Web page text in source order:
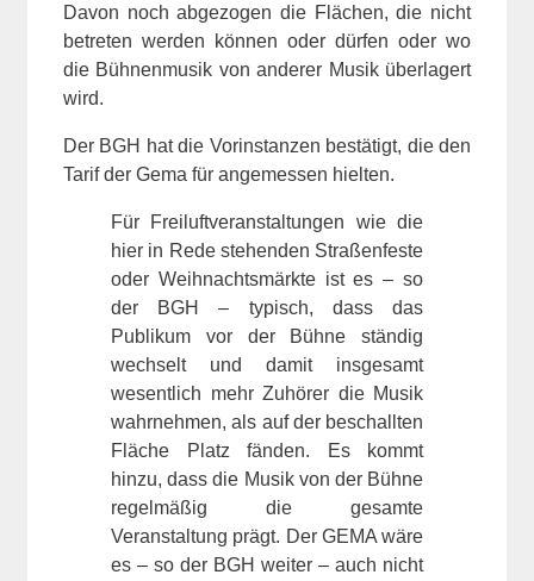
Davon noch abgezogen die Flächen, die nicht
betreten werden können oder dürfen oder wo
die Bühnenmusik von anderer Musik überlagert
wird.
Der BGH hat die Vorinstanzen bestätigt, die den
Tarif der Gema für angemessen hielten.
Für Freiluftveranstaltungen wie die
hier in Rede stehenden Straßenfeste
oder Weihnachtsmärkte ist es – so
der BGH – typisch, dass das
Publikum vor der Bühne ständig
wechselt und damit insgesamt
wesentlich mehr Zuhörer die Musik
wahrnehmen, als auf der beschallten
Fläche Platz fänden. Es kommt
hinzu, dass die Musik von der Bühne
regelmäßig die gesamte
Veranstaltung prägt. Der GEMA wäre
es – so der BGH weiter – auch nicht